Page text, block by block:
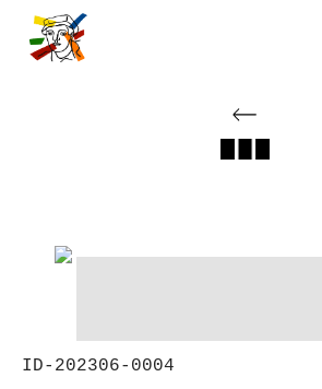
Skip
ID-202306-0004